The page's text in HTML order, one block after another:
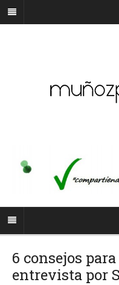
6 consejos
entrevista por